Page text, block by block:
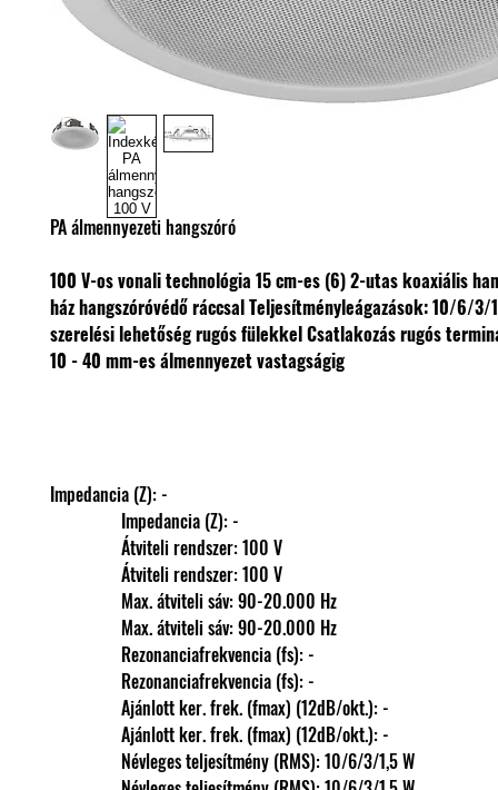
PA álmennyezeti hangszóró
100 V-os vonali technológia 15 cm-es (6) 2-utas koaxiális
ház hangszóróvédő ráccsalTeljesítményleágazások: 10/6/3/
szerelési lehetőség rugós fülekkelCsatlakozás rugós
10 - 40 mm-es álmennyezet vastagságig
Impedancia (Z): -
                Impedancia (Z): -
                Átviteli rendszer: 100 V
                Átviteli rendszer: 100 V
                Max. átviteli sáv: 90-20.000 Hz
                Max. átviteli sáv: 90-20.000 Hz
                Rezonanciafrekvencia (fs): -
                Rezonanciafrekvencia (fs): -
                Ajánlott ker. frek. (fmax) (12dB/okt.): -
                Ajánlott ker. frek. (fmax) (12dB/okt.): -
                Névleges teljesítmény (RMS): 10/6/3/1,5 W